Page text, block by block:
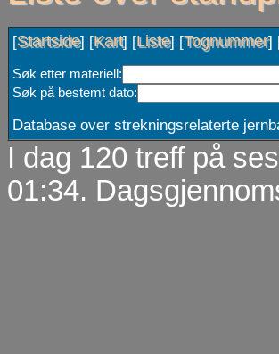
[Startside] [Kart] [Liste] [Tognummer]
Søk etter materiell:
Søk på bestemt dato:
Database over strekningsrelaterte
I dag 120 treff på
01:34.